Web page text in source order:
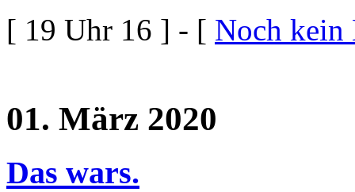
[ 19 Uhr 16 ] - [ Noch kein
01. März 2020
Das wars.